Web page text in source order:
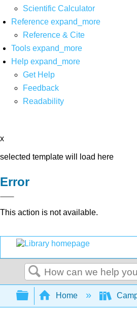
Scientific Calculator
Reference expand_more
Reference & Cite
Tools expand_more
Help expand_more
Get Help
Feedback
Readability
x
selected template will load here
Error
This action is not available.
Search
Expand/collapse
Home